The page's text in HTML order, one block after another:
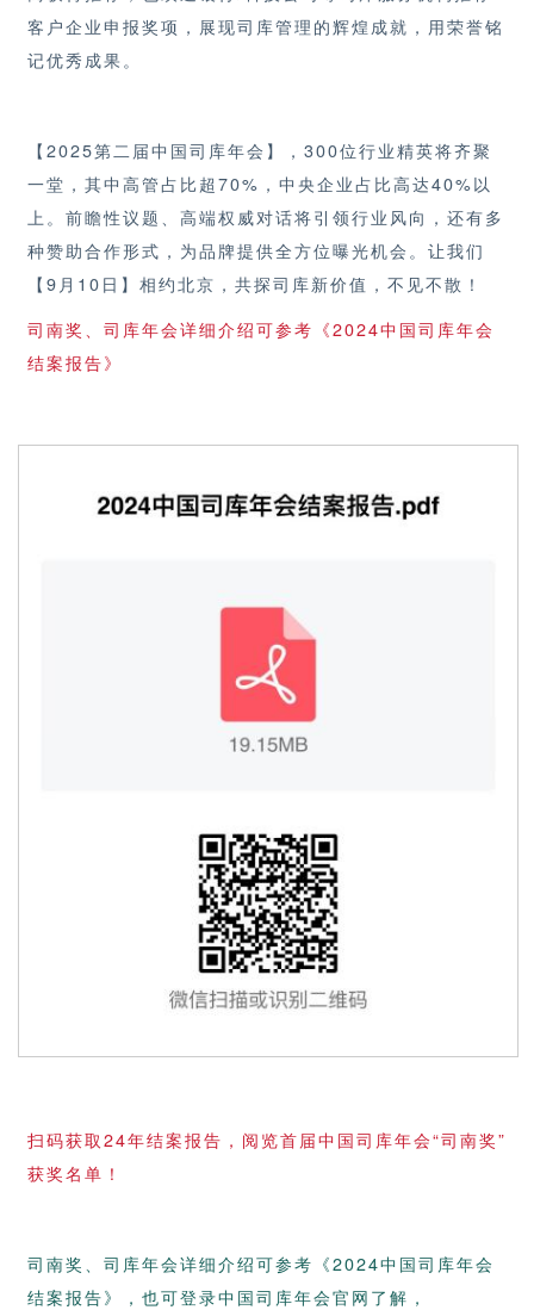
客户企业申报奖项，展现司库管理的辉煌成就，用荣誉铭
记优秀成果。
【 2025第二届中国司库年会 】 ， 300位行业精英将齐聚
一堂，其中高管占比超70%，中央企业占比高达40%以
上。前瞻性议题、高端权威对话将引领行业风向，还有多
种赞助合作形式，为品牌提供全方位曝光机会。让我们
【 9月10日】 相约北京，共探司库新价值 ， 不见不散！
司南奖、司库年会详细介绍可参考《2024中国司库年会
结案报告》
扫码获取 24年结案报告，阅览首届中国司库年会“司南奖”
获奖名单！
司南奖、司库年会详细介绍可参考《2024中国司库年会
结案报告》，也可登录中国司库年会官网了解，